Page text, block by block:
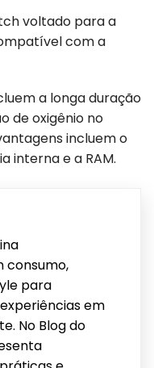
voltado para a
com a
a longa duração
de oxigênio no
incluem o
interna e a RAM.
consumo,
para
em
No Blog do